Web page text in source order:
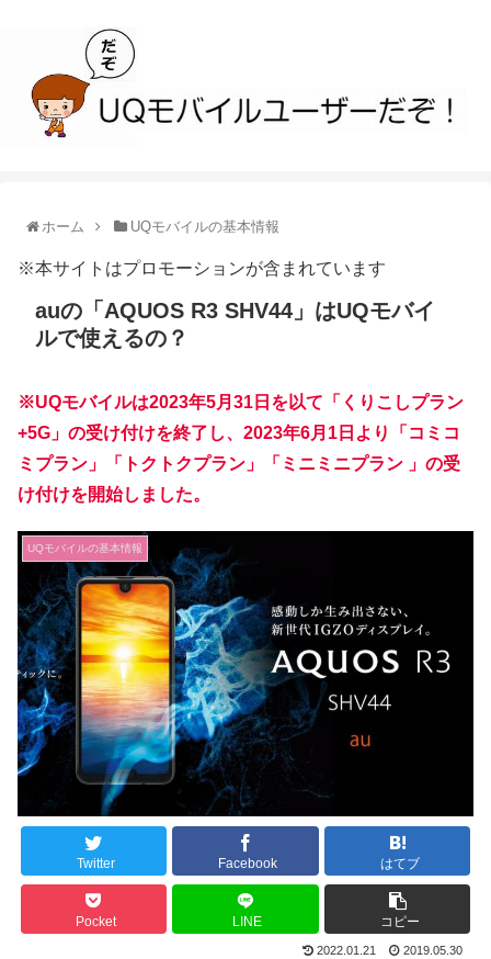
ホーム UQモバイルの基本情報
※本サイトはプロモーションが含まれています
auの「AQUOS R3 SHV44」はUQモバイ
ルで使えるの？
※UQモバイルは2023年5月31日を以て「くりこしプラン
+5G」の受け付けを終了し、2023年6月1日より「コミコ
ミプラン」「トクトクプラン」「ミニミニプラン 」の受
け付けを開始しました。
UQモバイルの基本情報
Twitter Facebook はてブ
Pocket LINE コピー
2022.01.21 2019.05.30